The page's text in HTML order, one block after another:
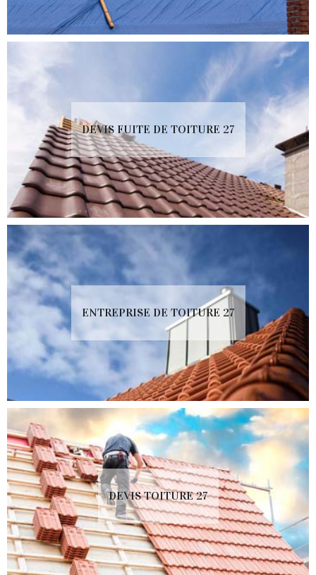
DEVIS FUITE DE TOITURE 27
ENTREPRISE DE TOITURE 27
DEVIS TOITURE 27